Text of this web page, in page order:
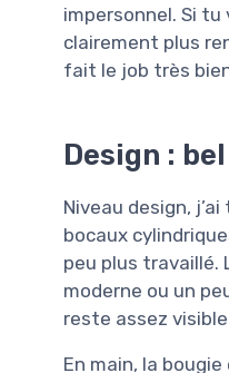
impersonnel. Si
clairement plus
fait le job très
Design :
Niveau design,
bocaux
peu plus travaillé.
moderne ou un
reste assez
En main, la